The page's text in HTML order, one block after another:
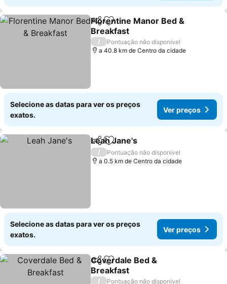
PartilharAdicionar aos favoritos
Florentine Manor Bed &
Breakfast
/
Pontuação não disponível
a 40.8 km de Centro da cidade
Selecione as datas para ver os preços
exatos.
Ver preços
PartilharAdicionar aos favoritos
Leah Jane's
/
Pontuação não disponível
a 0.5 km de Centro da cidade
Selecione as datas para ver os preços
exatos.
Ver preços
PartilharAdicionar aos favoritos
Coverdale Bed &
Breakfast
/ Pontuação não disponível